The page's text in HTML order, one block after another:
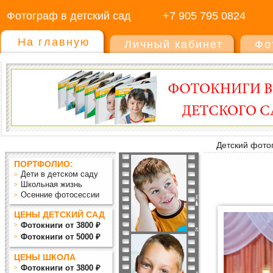
Фотограф в детский сад +7 905 795 0824
На главную Личный кабинет
Детский
ПОРТФОЛИО:
Дети в детском саду
Школьная жизнь
Осенние фотосессии
ЦЕНЫ ДЕТСКИЙ САД
Фотокниги от 3800 ₽
Фотокниги от 5000 ₽
ЦЕНЫ ШКОЛА
Фотокниги от 3800 ₽